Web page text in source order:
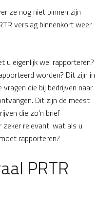
ze nog niet binnen zijn
verslag binnenkort weer
u eigenlijk wel rapporteren?
worden? Dit zijn in
die bij bedrijven naar
Dit zijn de meest
die zo’n brief
zeker relevant: wat als u
rapporteren?
PRTR